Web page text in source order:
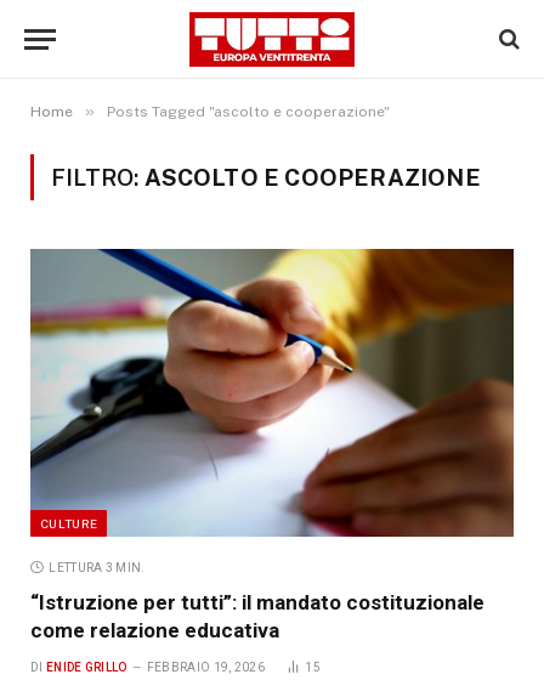
Home » Posts Tagged "ascolto e cooperazione"
FILTRO: ASCOLTO E COOPERAZIONE
CULTURE
LETTURA 3 MIN.
“Istruzione per tutti”: il mandato costituzionale
come relazione educativa
DI ENIDE GRILLO FEBBRAIO 19, 2026 15